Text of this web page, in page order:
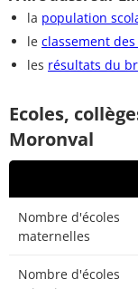
la population
le classement
les résultats du
Ecoles,
Moronval
Nombre d'écoles
maternelles
Nombre d'écoles